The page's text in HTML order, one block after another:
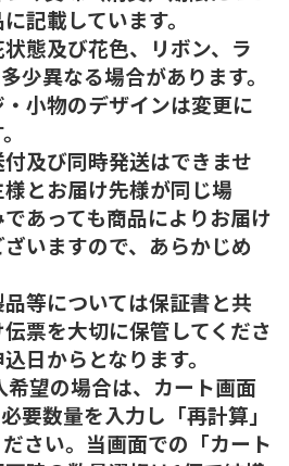
記載しています。
態及び花色、リボン、ラ
少異なる場合があります。
小物のデザインは変更に
及び同時発送はできませ
とお届け先様が同じ場
あっても商品によりお届け
いますので、あらかじめ
等については保証書と共
票を大切に保管してくださ
日からとなります。
望の場合は、カート画面
要数量を入力し「再計算」
さい。当画面での「カート